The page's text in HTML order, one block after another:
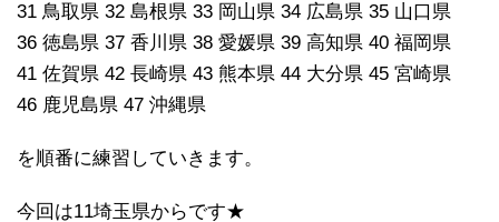
31 鳥取県 32 島根県 33 岡山県 34 広島県 35 山口県
36 徳島県 37 香川県 38 愛媛県 39 高知県 40 福岡県
41 佐賀県 42 長崎県 43 熊本県 44 大分県 45 宮崎県
46 鹿児島県 47 沖縄県
を順番に練習していきます。
今回は11埼玉県からです★